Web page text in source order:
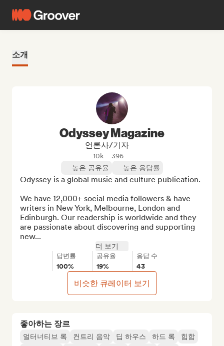
소개
좋아하는 장르
얼터너티브 록 컨트리 음악 딥 하우스 하드 록
힙합
Odyssey Magazine
언론사/기자
10k
396
높은 공유율
높은 응답률
Odyssey is a global music and culture publication.
We have 12,000+ social media followers & have
writers in New York, Melbourne, London and
Edinburgh. Our readership is worldwide and they
are passionate about discovering and supporting
new...
더 보기
답변률
100%
공유율
19%
응답 수
43
비슷한 큐레이터 보기